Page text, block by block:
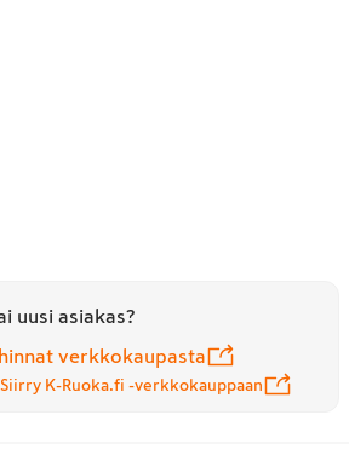
uusi asiakas?
verkkokaupasta
K-Ruoka.fi -verkkokauppaan